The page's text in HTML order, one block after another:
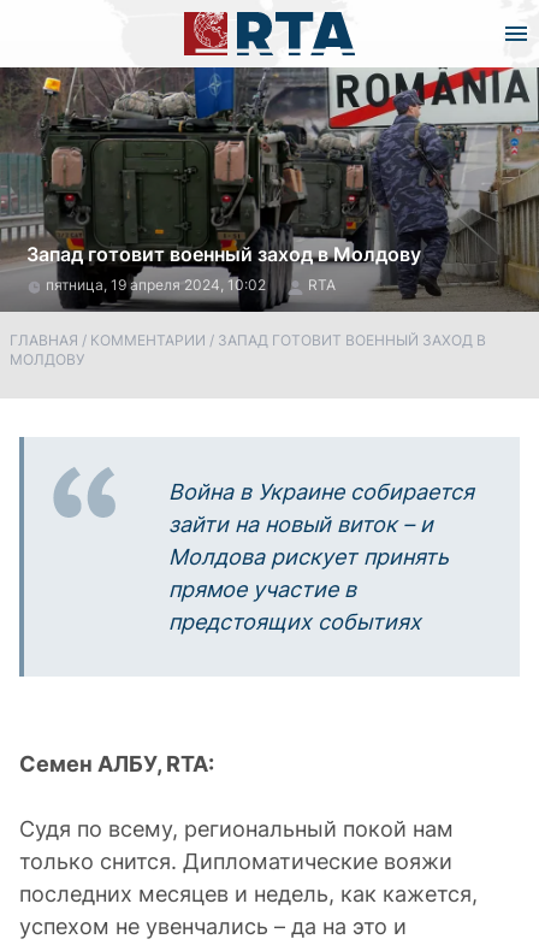
Запад готовит военный заход в Молдову
пятница, 19 апреля 2024, 10:02 RTA
ГЛАВНАЯ / КОММЕНТАРИИ / ЗАПАД ГОТОВИТ ВОЕННЫЙ ЗАХОД В
МОЛДОВУ
Война в Украине собирается
зайти на новый виток – и
Молдова рискует принять
прямое участие в
предстоящих событиях
Семен АЛБУ, RTA:
Судя по всему, региональный покой нам
только снится. Дипломатические вояжи
последних месяцев и недель, как кажется,
успехом не увенчались – да на это и